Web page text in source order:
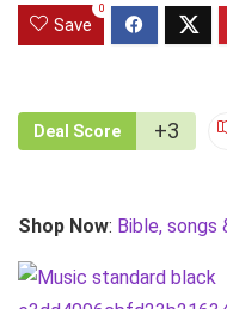
Save
0
Deal Score +3
Shop Now: Bible, songs